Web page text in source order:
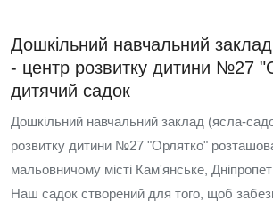
Дошкільний навчальний
- центр розвитку дитини №27
дитячий садок
Дошкільний навчальний заклад (ясла-
розвитку дитини №27 "Орлятко"
мальовничому місті Кам'янське,
Наш садок створений для того, щоб